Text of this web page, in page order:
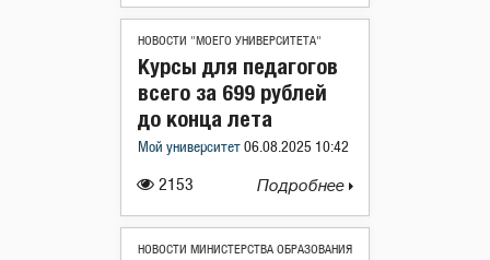
НОВОСТИ "МОЕГО УНИВЕРСИТЕТА"
2153
Курсы для педагогов
всего за 699 рублей
до конца лета
Мой университет 06.08.2025 10:42
Подробнее
НОВОСТИ МИНИСТЕРСТВА ОБРАЗОВАНИЯ